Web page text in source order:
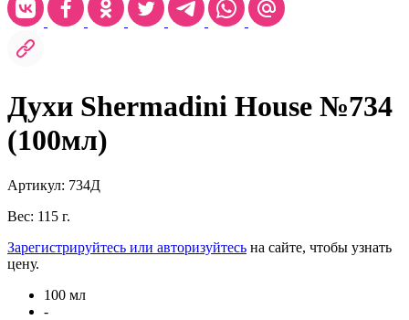
Духи Shermadini House №734
(100мл)
Артикул: 734Д
Вес: 115 г.
Зарегистрируйтесь или авторизуйтесь на сайте, чтобы узнать
цену.
100 мл
-